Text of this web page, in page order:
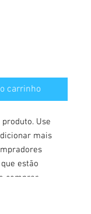
carrinho
Use
mais
estão
comprar.